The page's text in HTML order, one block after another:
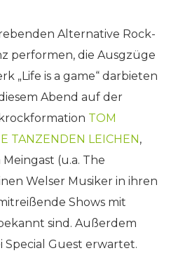
Alternative Rock-
performen, die Ausgzüge
„Life is a game“ darbieten
Abend auf der
TOM
TANZENDEN LEICHEN,
(u.a. The
Welser Musiker in ihren
Shows mit
sind. Außerdem
Guest erwartet.